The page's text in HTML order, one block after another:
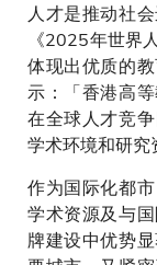
人才是推动社
《2025年世界
体现出优质的
示：「香港高
在全球人才竞
学术环境和研究
作为国际化都
学术资源及与
牌建设中优势